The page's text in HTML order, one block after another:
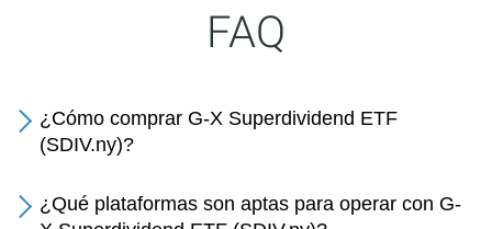
FAQ
¿Cómo comprar G-X Superdividend ETF
(SDIV.ny)?
¿Qué plataformas son aptas para operar con G-